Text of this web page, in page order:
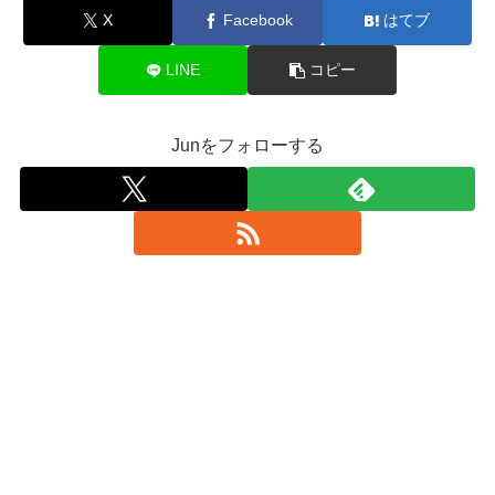
X Facebook はてブ
LINE コピー
Junをフォローする